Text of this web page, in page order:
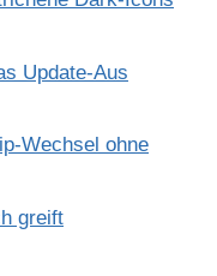
Update-Aus
Wechsel ohne
greift